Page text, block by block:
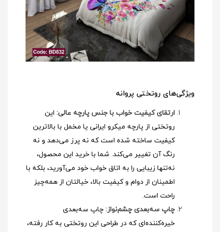
ویژگی‌های روتختی پروانه
ارتقای کیفیت خواب با جنس پارچه عالی: این
روتختی از پارچه میکرو ایرانی یا مخمل با بالاترین
کیفیت ساخته شده است که نه پرز می‌دهد و نه
رنگ آن تغییر می‌کند. شما با خرید این محصول،
نه‌تنها زیبایی را به اتاق خواب خود می‌آورید، بلکه با
اطمینان از دوام و کیفیت بالا، خیالتان از همه‌چیز
راحت است.
چاپ سه‌بعدی چشم‌نواز: چاپ سه‌بعدی
خیره‌کننده‌ای که در طراحی این روتختی به کار رفته،